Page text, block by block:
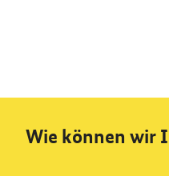
Wie können wir